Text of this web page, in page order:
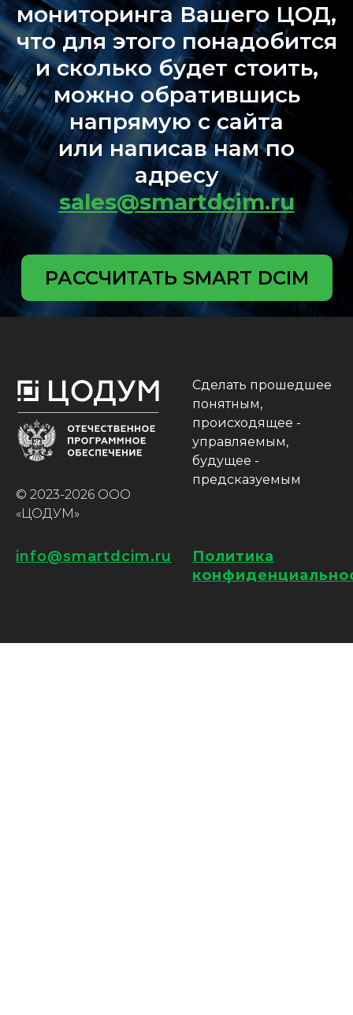
мониторинга Вашего ЦОД,
что для этого понадобится
и сколько будет стоить,
можно обратившиcь
напрямую с сайта
или написав нам по
адресу
sales@smartdcim.ru
РАССЧИТАТЬ SMART DCIM
© 2023-2026 ООО
«ЦОДУМ»
Сделать прошедшее
понятным,
происходящее -
управляемым,
будущее -
предсказуемым
info@smartdcim.ru
Политика